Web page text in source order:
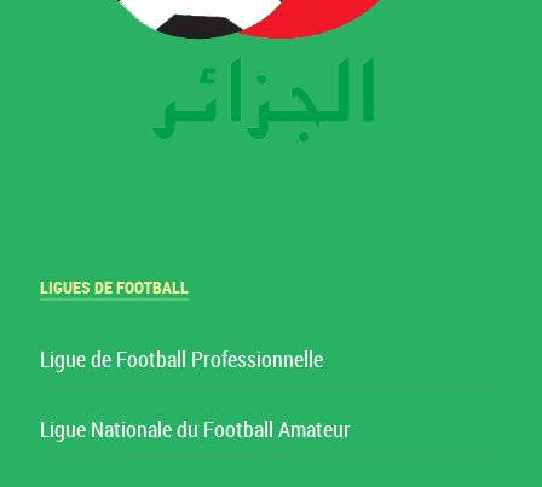
LIGUES DE FOOTBALL
Ligue de Football Professionnelle
Ligue Nationale du Football Amateur